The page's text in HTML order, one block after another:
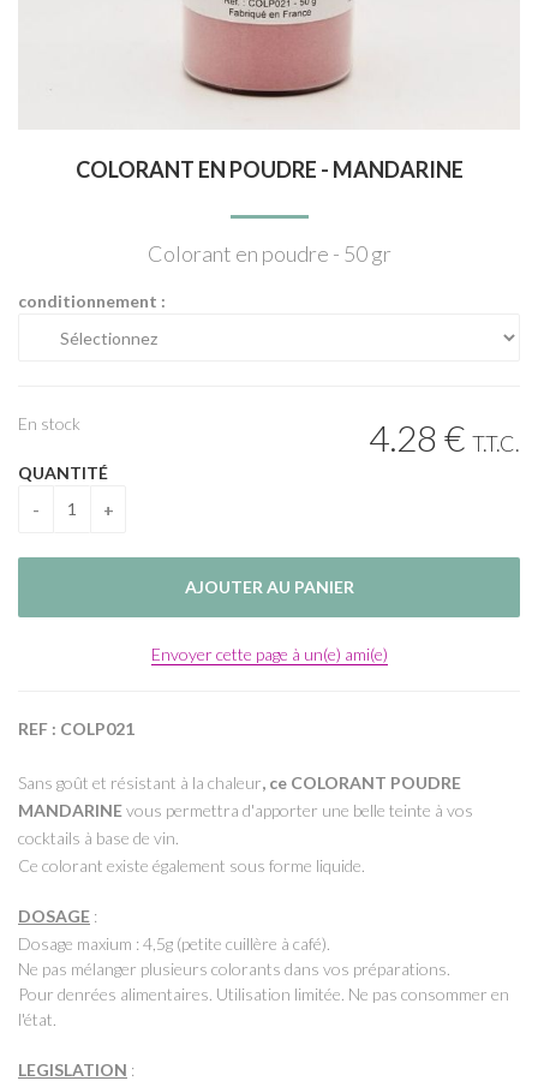
COLORANT EN POUDRE - MANDARINE
Colorant en poudre - 50 gr
conditionnement :
4.28 € T.T.C.
En stock
QUANTITÉ
Envoyer cette page à un(e) ami(e)
REF : COLP021
Sans goût et résistant à la chaleur, ce COLORANT POUDRE
MANDARINEvous permettra d'apporter une belle teinte à vos
cocktails à base de vin.
Ce colorant existe également sous forme liquide.
DOSAGE :
Dosage maxium : 4,5g (petite cuillère à café).
Ne pas mélanger plusieurs colorants dans vos préparations.
Pour denrées alimentaires. Utilisation limitée. Ne pas consommer en
l'état.
LEGISLATION :